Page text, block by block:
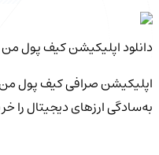
دانلود اپلیکیشن کیف‌ پول من
اپلیکیشن صرافی کیف پول من
به‌سادگی ارزهای دیجیتال را